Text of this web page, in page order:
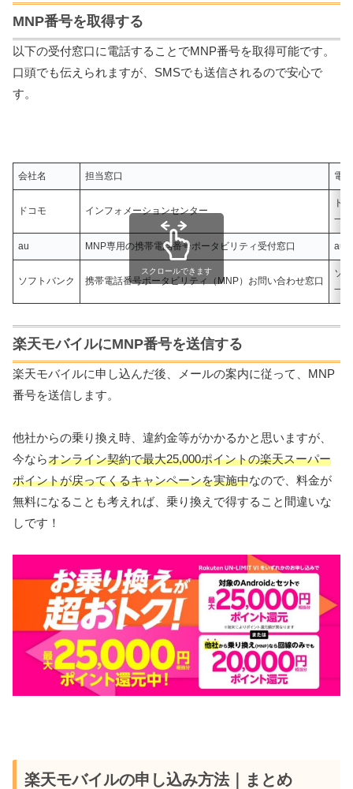
MNP番号を取得する
以下の受付窓口に電話することでMNP番号を取得可能です。
口頭でも伝えられますが、SMSでも送信されるので安心で
す。
会社名 担当窓口 電
ドコモ インフォメーションセンター
ド
一
au MNP専用の携帯電話番号ポータビリティ受付窓口 au
ソフトバンク 携帯電話番号ポータビリティ（MNP）お問い合わせ窓口
ソ
一
スクロールできます
楽天モバイルにMNP番号を送信する
楽天モバイルに申し込んだ後、メールの案内に従って、MNP
番号を送信します。
他社からの乗り換え時、違約金等がかかるかと思いますが、
今ならオンライン契約で最大25,000ポイントの楽天スーパー
ポイントが戻ってくるキャンペーンを実施中なので、料金が
無料になることも考えれば、乗り換えで得すること間違いな
しです！
楽天モバイルの申し込み方法｜まとめ